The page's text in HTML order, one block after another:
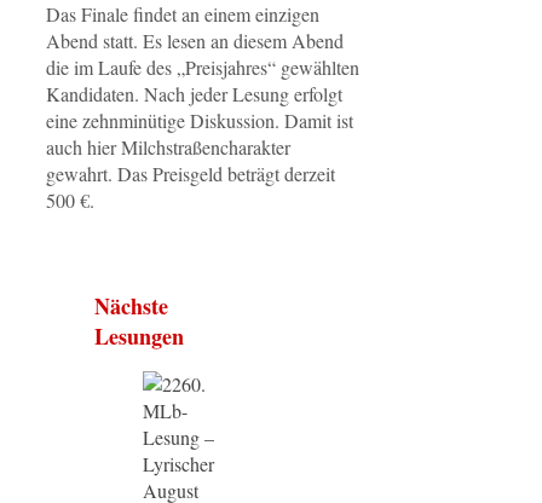
Das Finale findet an einem einzigen
Abend statt. Es lesen an diesem Abend
die im Laufe des „Preisjahres“ gewählten
Kandidaten. Nach jeder Lesung erfolgt
eine zehnminütige Diskussion. Damit ist
auch hier Milchstraßencharakter
gewahrt. Das Preisgeld beträgt derzeit
500 €.
Nächste
Lesungen